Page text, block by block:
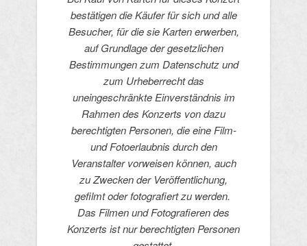
bestätigen die Käufer für sich und alle
Besucher, für die sie Karten erwerben,
auf Grundlage der gesetzlichen
Bestimmungen zum Datenschutz und
zum Urheberrecht das
uneingeschränkte Einverständnis im
Rahmen des Konzerts von dazu
berechtigten Personen, die eine Film-
und Fotoerlaubnis durch den
Veranstalter vorweisen können, auch
zu Zwecken der Veröffentlichung,
gefilmt oder fotografiert zu werden.
Das Filmen und Fotografieren des
Konzerts ist nur berechtigten Personen